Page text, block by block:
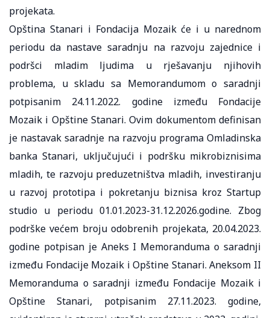
projekata.
Opština Stanari i Fondacija Mozaik će i u narednom
periodu da nastave saradnju na razvoju zajednice i
podršci mladim ljudima u rješavanju njihovih
problema, u skladu sa Memorandumom o saradnji
potpisanim 24.11.2022. godine između Fondacije
Mozaik i Opštine Stanari. Ovim dokumentom definisan
je nastavak saradnje na razvoju programa Omladinska
banka Stanari, uključujući i podršku mikrobiznisima
mladih, te razvoju preduzetništva mladih, investiranju
u razvoj prototipa i pokretanju biznisa kroz Startup
studio u periodu 01.01.2023-31.12.2026.godine. Zbog
podrške većem broju odobrenih projekata, 20.04.2023.
godine potpisan je Aneks I Memoranduma o saradnji
između Fondacije Mozaik i Opštine Stanari. Aneksom II
Memoranduma o saradnji između Fondacije Mozaik i
Opštine Stanari, potpisanim 27.11.2023. godine,